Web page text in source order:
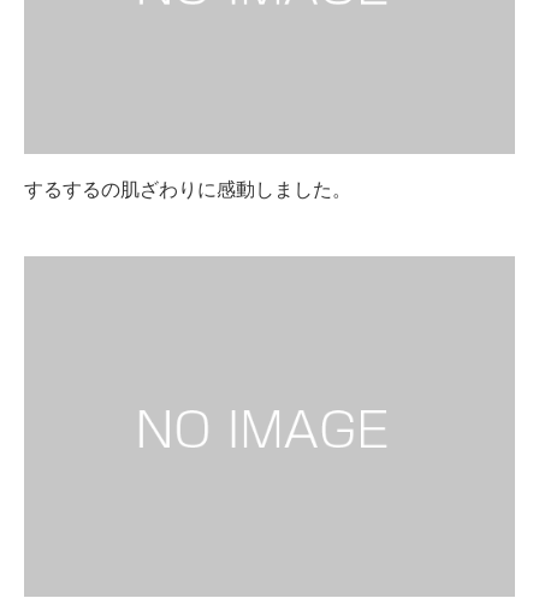
するするの肌ざわりに感動しました。